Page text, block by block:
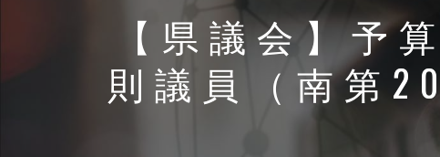
【県議会】
則議員（南第